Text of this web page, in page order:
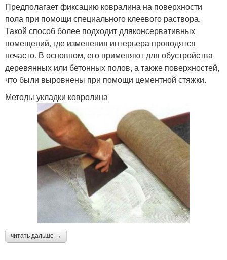
Предполагает фиксацию ковралина на поверхности
пола при помощи специального клеевого раствора.
Такой способ более подходит дляконсервативных
помещений, где изменения интерьера проводятся
нечасто. В основном, его применяют для обустройства
деревянных или бетонных полов, а также поверхностей,
что были выровнены при помощи цементной стяжки.
Методы укладки ковролина
читать дальше →